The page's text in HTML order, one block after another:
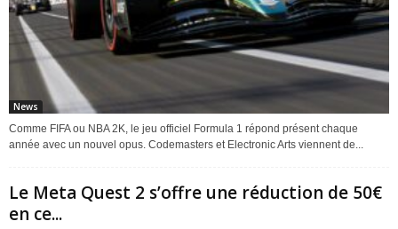
News
Comme FIFA ou NBA 2K, le jeu officiel Formula 1 répond présent chaque
année avec un nouvel opus. Codemasters et Electronic Arts viennent de...
Le Meta Quest 2 s’offre une réduction de 50€
en ce...